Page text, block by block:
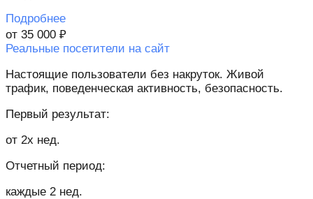
Подробнее
от 35 000 ₽
Реальные посетители на сайт
Настоящие пользователи без накруток. Живой
трафик, поведенческая активность, безопасность.
Первый результат:
от 2х нед.
Отчетный период:
каждые 2 нед.